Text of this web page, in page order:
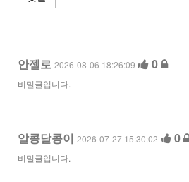
안젤로 2026-08-06 18:26:09 0
비밀글입니다.
알콩달콩이 2026-07-27 15:30:02 0
비밀글입니다.